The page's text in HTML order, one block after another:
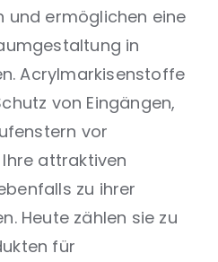
und ermöglichen eine
in
Acrylmarkisenstoffe
von Eingängen,
vor
attraktiven
zu ihrer
Heute zählen sie zu
für